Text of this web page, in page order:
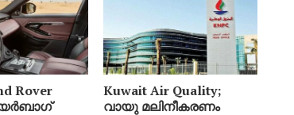
Rover
Kuwait Air Quality;
വായു മലിനീകരണം